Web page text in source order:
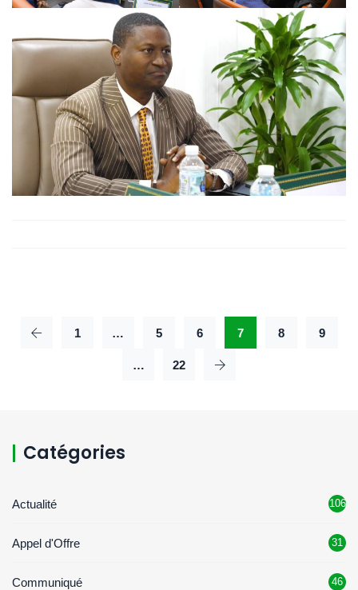
1 … 5 6 7 8 9
… 22
Catégories
Actualité 106
Appel d'Offre 31
Communiqué 46